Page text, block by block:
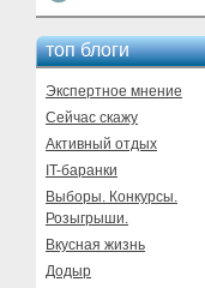
топ блоги
Экспертное мнение
Сейчас скажу
Активный отдых
IT-баранки
Выборы. Конкурсы.
Розыгрыши.
Вкусная жизнь
Додыр